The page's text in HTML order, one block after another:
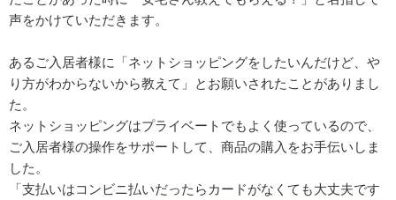
声をかけていただきます。
あるご入居者様に「ネットショッピングをしたいんだけど、や
り方がわからないから教えて」とお願いされたことがありまし
た。
ネットショッピングはプライベートでもよく使っているので、
ご入居者様の操作をサポートして、商品の購入をお手伝いしま
した。
「支払いはコンビニ払いだったらカードがなくても大丈夫です